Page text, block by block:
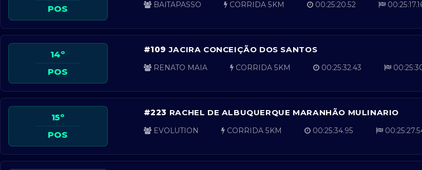
POS
BAITAPASSO CORRIDA 5KM 00:25:20.52
14º
POS
#109JACIRA CONCEIÇÃO DOS SANTOS
RENATO MAIA CORRIDA 5KM 00:25:32.43
15º
POS
#223 RACHEL DE ALBUQUERQUE MARANHÃO MULINARIO
EVOLUTION CORRIDA 5KM 00:25:34.95